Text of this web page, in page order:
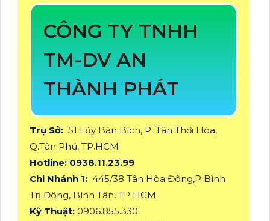
CÔNG TY TNHH
TM-DV AN
THÀNH PHÁT
Trụ Sở: 51 Lũy Bán Bích, P. Tân Thới Hòa,
Q.Tân Phú, TP.HCM
Hotline: 0938.11.23.99
Chi Nhánh 1: 445/38 Tân Hòa Đông,P Bình
Trị Đông, Bình Tân, TP HCM
Kỹ Thuật: 0906.855.330